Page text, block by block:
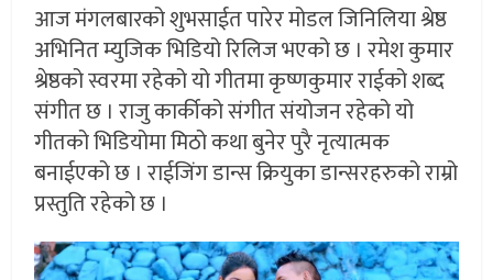
आज मंगलबारको शुभसाईत पारेर मोडल जिनिलिया श्रेष्ठ
अभिनित म्युजिक भिडियो रिलिज भएको छ । रमेश कुमार
श्रेष्ठको स्वरमा रहेको यो गीतमा कृष्णकुमार राईको शब्द
संगीत छ । राजु कार्कीको संगीत संयोजन रहेको यो
गीतको भिडियोमा मिठो कथा बुनेर पुरै नृत्यात्मक
बनाईएको छ । राईजिंग डान्स क्रियुका डान्सरहरुको राम्रो
प्रस्तुति रहेको छ ।